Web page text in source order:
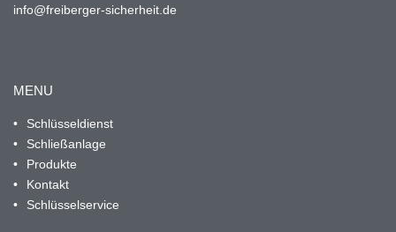
info@freiberger-sicherheit.de
MENU
Schlüsseldienst
Schließanlage
Produkte
Kontakt
Schlüsselservice